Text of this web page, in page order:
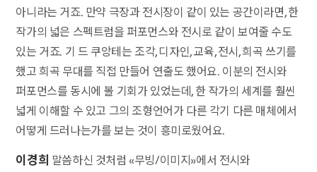
아니라는 거죠. 만약 극장과 전시장이 같이 있는 공간이라면, 한
작가의 넓은 스펙트럼을 퍼포먼스와 전시로 같이 보여줄 수도
있는 거죠. 기 드 쿠앙테는 조각, 디자인, 교육, 전시, 희곡 쓰기를
했고 희곡 무대를 직접 만들어 연출도 했어요. 이분의 전시와
퍼포먼스를 동시에 볼 기회가 있었는데, 한 작가의 세계를 훨씬
넓게 이해할 수 있고 그의 조형언어가 다른 각기 다른 매체에서
어떻게 드러나는가를 보는 것이 흥미로웠어요.
이경희 말씀하신 것처럼 «무빙/이미지»에서 전시와